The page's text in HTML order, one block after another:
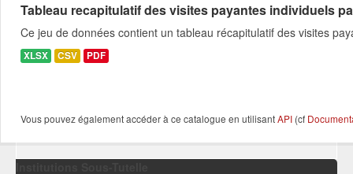
Tableau recapitulatif des visites payantes individuels
Ce jeu de données contient un tableau récapitulatif des visites
XLSX CSV PDF
Vous pouvez également accéder à ce catalogue en utilisantAPI (cf